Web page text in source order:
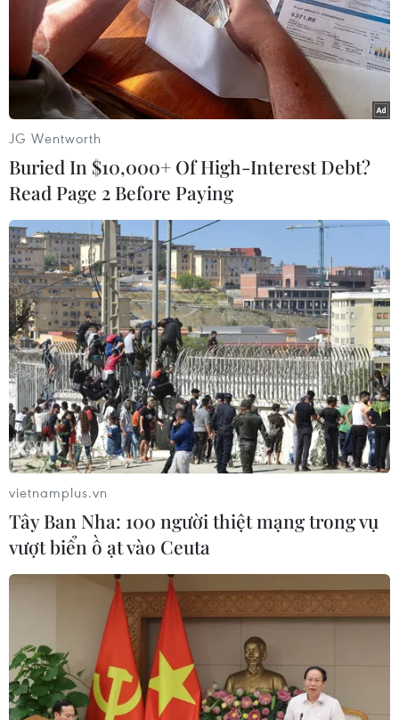
Chủ động ứng phó với biến đổi khí hậu trong
thời kỳ mới
Hơn 100 người thiệt mạng trong mùa mưa khốc
liệt ở Ấn Độ
Italy nâng báo động đỏ trên toàn bộ 27 thành
phố do nắng nóng kỷ lục
Mưa lớn gây sạt lở, ngập úng cục bộ tại nhiều
tuyến đường Lào Cai
TIN LIÊN QUAN
Hội nghị COP28 mang lại những kết quả
vượt mong đợi
JG Wentworth
Buried In $10,000+ Of High-Interest Debt?
Read Page 2 Before Paying
vietnamplus.vn
Tây Ban Nha: 100 người thiệt mạng trong vụ
vượt biển ồ ạt vào Ceuta